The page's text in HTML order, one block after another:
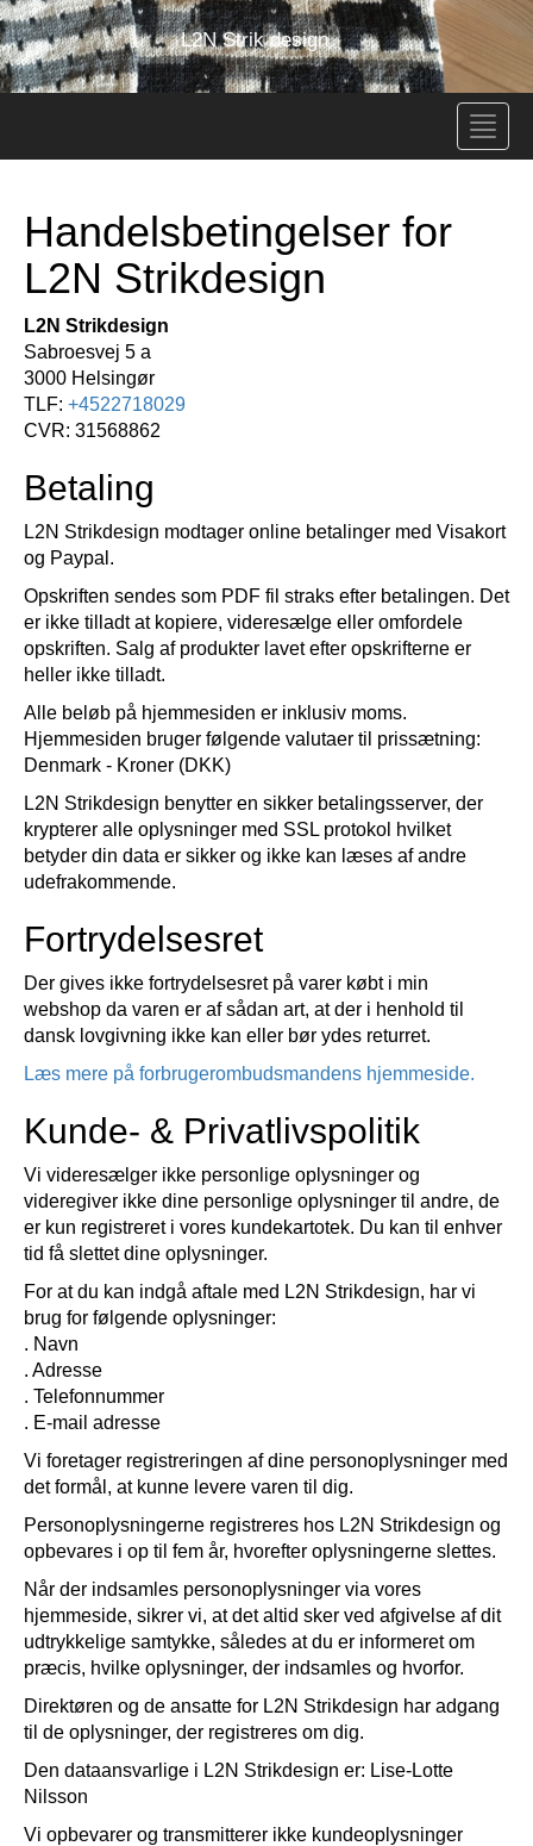
L2N Strik design
Toggle
Handelsbetingelser for
L2N Strikdesign
L2N Strikdesign
Sabroesvej 5 a
3000 Helsingør
TLF: +4522718029
CVR: 31568862
Betaling
L2N Strikdesign modtager online betalinger med Visakort
og Paypal.
Opskriften sendes som PDF fil straks efter betalingen. Det
er ikke tilladt at kopiere, videresælge eller omfordele
opskriften. Salg af produkter lavet efter opskrifterne er
heller ikke tilladt.
Alle beløb på hjemmesiden er inklusiv moms.
Hjemmesiden bruger følgende valutaer til prissætning:
Denmark - Kroner (DKK)
L2N Strikdesign benytter en sikker betalingsserver, der
krypterer alle oplysninger med SSL protokol hvilket
betyder din data er sikker og ikke kan læses af andre
udefrakommende.
Fortrydelsesret
Der gives ikke fortrydelsesret på varer købt i min
webshop da varen er af sådan art, at der i henhold til
dansk lovgivning ikke kan eller bør ydes returret.
Læs mere på forbrugerombudsmandens hjemmeside.
Kunde- & Privatlivspolitik
Vi videresælger ikke personlige oplysninger og
videregiver ikke dine personlige oplysninger til andre, de
er kun registreret i vores kundekartotek. Du kan til enhver
tid få slettet dine oplysninger.
For at du kan indgå aftale med L2N Strikdesign, har vi
brug for følgende oplysninger:
. Navn
. Adresse
. Telefonnummer
. E-mail adresse
Vi foretager registreringen af dine personoplysninger med
det formål, at kunne levere varen til dig.
Personoplysningerne registreres hos L2N Strikdesign og
opbevares i op til fem år, hvorefter oplysningerne slettes.
Når der indsamles personoplysninger via vores
hjemmeside, sikrer vi, at det altid sker ved afgivelse af dit
udtrykkelige samtykke, således at du er informeret om
præcis, hvilke oplysninger, der indsamles og hvorfor.
Direktøren og de ansatte for L2N Strikdesign har adgang
til de oplysninger, der registreres om dig.
Den dataansvarlige i L2N Strikdesign er: Lise-Lotte
Nilsson
Vi opbevarer og transmitterer ikke kundeoplysninger